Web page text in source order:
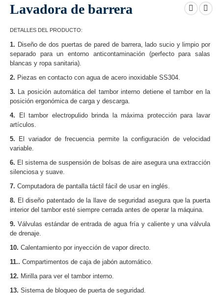
Lavadora de barrera
DETALLES DEL PRODUCTO:
1. Diseño de dos puertas de pared de barrera, lado sucio y limpio por
separado para un entorno anticontaminación (perfecto para salas
blancas y ropa sanitaria).
2. Piezas en contacto con agua de acero inoxidable SS304.
3. La posición automática del tambor interno detiene el tambor en la
posición ergonómica de carga y descarga.
4. El tambor electropulido brinda la máxima protección para lavar
artículos.
5. El variador de frecuencia permite la configuración de velocidad
variable.
6. El sistema de suspensión de bolsas de aire asegura una extracción
silenciosa y suave.
7. Computadora de pantalla táctil fácil de usar en inglés.
8. El diseño patentado de la llave de seguridad asegura que la puerta
interior del tambor esté siempre cerrada antes de operar la máquina.
9. Válvulas estándar de entrada de agua fría y caliente y una válvula
de drenaje.
10. Calentamiento por inyección de vapor directo.
11.. Compartimentos de caja de jabón automático.
12. Mirilla para ver el tambor interno.
13. Sistema de bloqueo de puerta de seguridad.